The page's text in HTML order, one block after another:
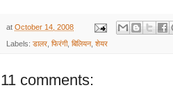
at October 14, 2008
Labels: डालर, फिरंगी, बिलियन, शेयर
11 comments: